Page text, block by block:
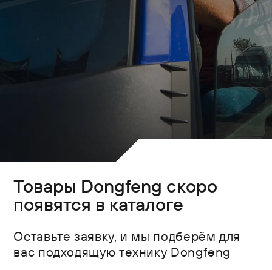
Товары Dongfeng скоро
появятся в каталоге
Оставьте заявку, и мы подберём для
вас подходящую технику Dongfeng